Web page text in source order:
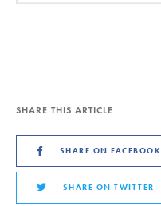
SHARE THIS ARTICLE
SHARE ON FACEBOOK
SHARE ON TWITTER